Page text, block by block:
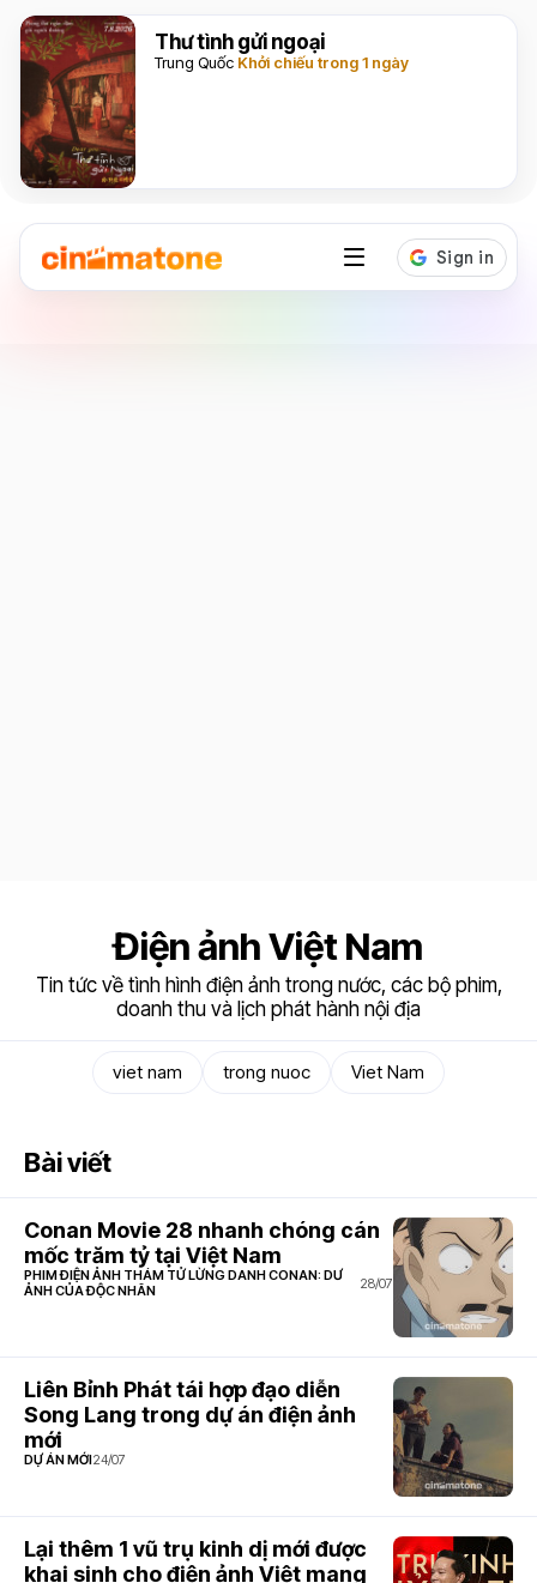
Thư tình gửi ngoại
Trung Quốc Khởi chiếu trong 1 ngày
Điện ảnh Việt Nam
Tin tức về tình hình điện ảnh trong nước, các bộ phim,
doanh thu và lịch phát hành nội địa
viet nam trong nuoc Viet Nam
Bài viết
Conan Movie 28 nhanh chóng cán
mốc trăm tỷ tại Việt Nam
PHIM ĐIỆN ẢNH THÁM TỬ LỪNG DANH CONAN: DƯ
ẢNH CỦA ĐỘC NHÃN
28/07
Liên Bỉnh Phát tái hợp đạo diễn
Song Lang trong dự án điện ảnh
mới
DỰ ÁN MỚI24/07
Lại thêm 1 vũ trụ kinh dị mới được
khai sinh cho điện ảnh Việt mang